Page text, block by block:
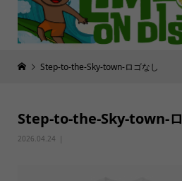
Step-to-the-Sky-town-ロゴなし
Step-to-the-Sky-town-
2026.04.24